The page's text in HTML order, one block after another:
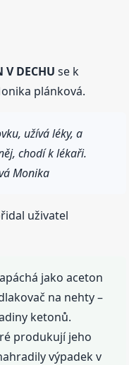
V DECHU se k
plánková.
užívá léky, a
chodí k lékaři.
Monika
uživatel
jako aceton
na nehty –
ketonů.
produkují jeho
výpadek v